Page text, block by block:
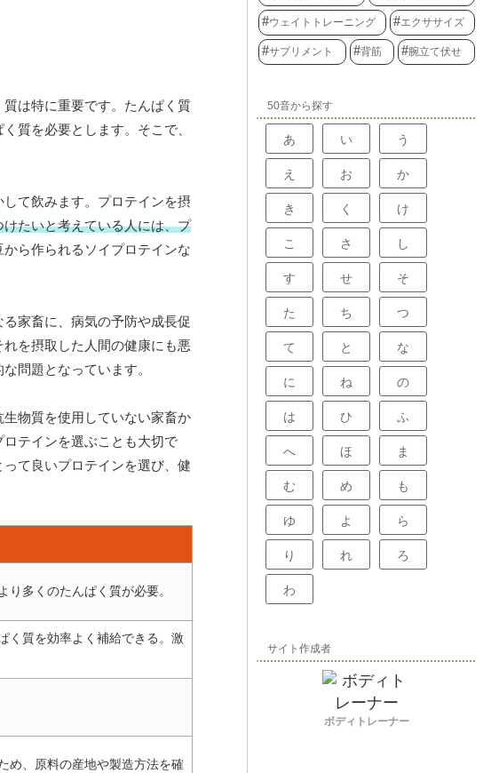
は特に重要です。たんぱく質
質を必要とします。そこで、
て飲みます。プロテインを摂
たいと考えている人には、プ
ら作られるソイプロテインな
家畜に、病気の予防や成長促
を摂取した人間の健康にも悪
問題となっています。
生物質を使用していない家畜か
テインを選ぶことも大切で
て良いプロテインを選び、健
多くのたんぱく質が必要。
く質を効率よく補給できる。激
め、原料の産地や製造方法を確
ウェイトトレーニング エクササイズ
サプリメント 背筋 腕立て伏せ
50音から探す
あ い う
え お か
き く け
こ さ し
す せ そ
た ち つ
て と な
に ね の
は ひ ふ
へ ほ ま
む め も
ゆ よ ら
り れ ろ
わ
サイト作成者
ボディトレーナー